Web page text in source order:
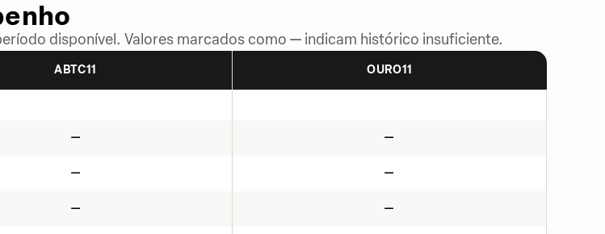
disponível. Valores marcados como — indicam histórico insuficiente.
ABTC11 OURO11
— —
— —
— —